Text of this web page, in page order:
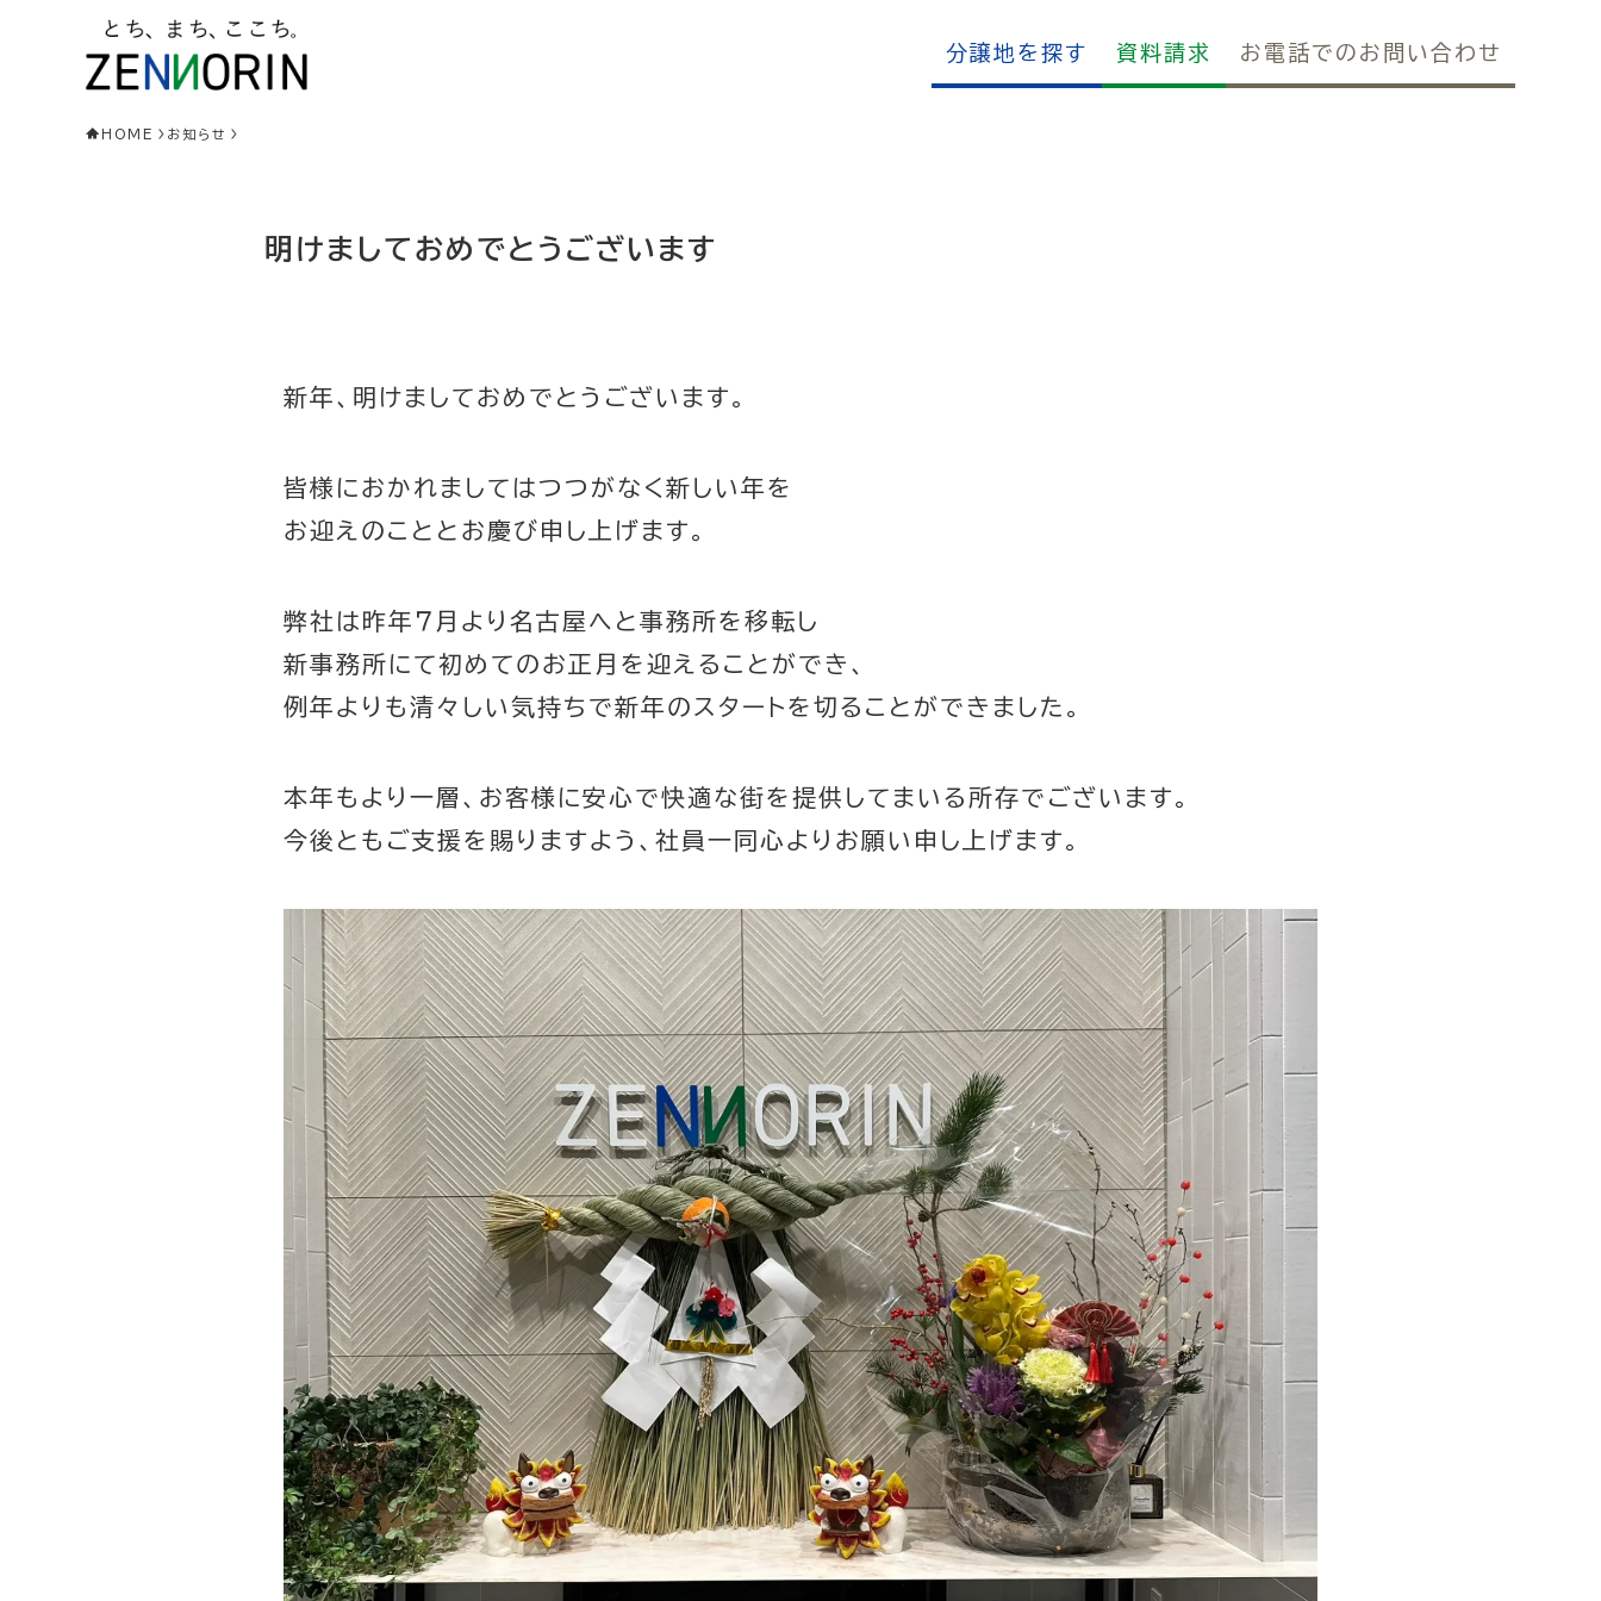
分譲地を探す 資料請求 お電話でのお問い合わせ
HOME お知らせ
明けましておめでとうございます
新年、明けましておめでとうございます。
皆様におかれましてはつつがなく新しい年を
お迎えのこととお慶び申し上げます。
弊社は昨年７月より名古屋へと事務所を移転し
新事務所にて初めてのお正月を迎えることができ、
例年よりも清々しい気持ちで新年のスタートを切ることができました。
本年もより一層、お客様に安心で快適な街を提供してまいる所存でございます。
今後ともご支援を賜りますよう、社員一同心よりお願い申し上げます。